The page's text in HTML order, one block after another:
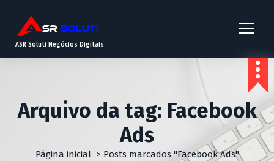
ASR Soluti Negócios Digitais
Arquivo da tag: Facebook
Ads
Página inicial> Posts marcados "Facebook Ads"